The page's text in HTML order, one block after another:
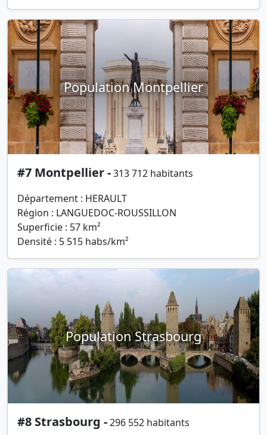
Population Montpellier
#7 Montpellier -313 712 habitants
Département : HERAULT
Région : LANGUEDOC-ROUSSILLON
Superficie : 57 km²
Densité : 5 515 habs/km²
Population Strasbourg
#8 Strasbourg -296 552 habitants